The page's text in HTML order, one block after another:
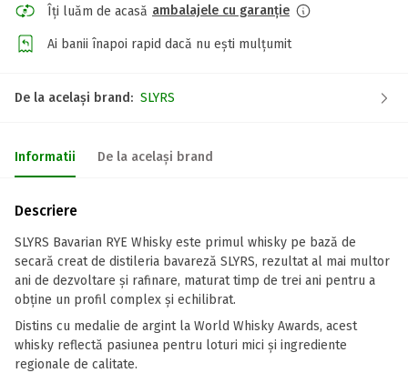
Îți luăm de acasă ambalajele cu garanție
Ai banii înapoi rapid dacă nu ești mulțumit
De la același brand: SLYRS
Informatii De la același brand
Descriere
SLYRS Bavarian RYE Whisky este primul whisky pe bază de
secară creat de distileria bavareză SLYRS, rezultat al mai multor
ani de dezvoltare și rafinare, maturat timp de trei ani pentru a
obține un profil complex și echilibrat.
Distins cu medalie de argint la World Whisky Awards, acest
whisky reflectă pasiunea pentru loturi mici și ingrediente
regionale de calitate.